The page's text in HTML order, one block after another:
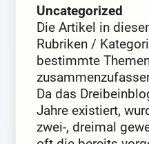
Uncategorized
Die Artikel in
Rubriken /
bestimmte
Da das
Jahre existiert,
zwei-, dreimal